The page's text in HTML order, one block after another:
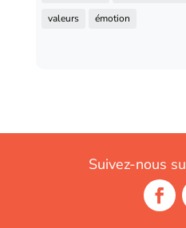
valeurs
émotion
Suivez-nous